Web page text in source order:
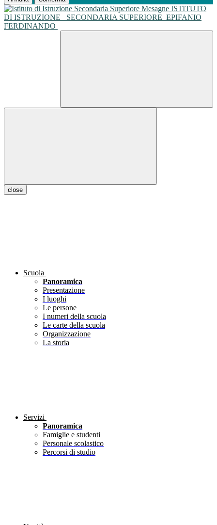
ISTITUTO
DI ISTRUZIONE
SECONDARIA SUPERIORE EPIFANIO
FERDINANDO
close
Scuola
Panoramica
Presentazione
I luoghi
Le persone
I numeri della scuola
Le carte della scuola
Organizzazione
La storia
Servizi
Panoramica
Famiglie e studenti
Personale scolastico
Percorsi di studio